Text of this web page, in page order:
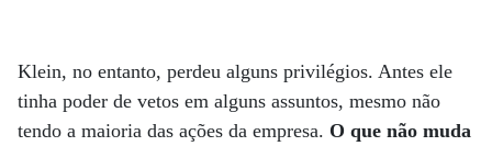
Klein, no entanto, perdeu alguns privilégios. Antes ele
tinha poder de vetos em alguns assuntos, mesmo não
tendo a maioria das ações da empresa. O que não muda